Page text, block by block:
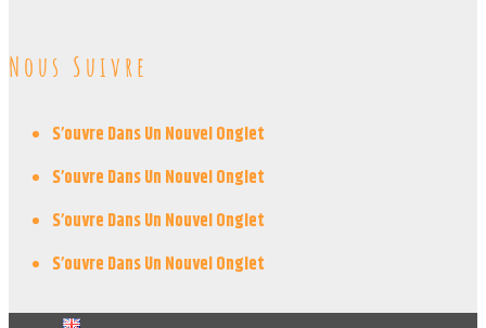
Nous Suivre
S’ouvre Dans Un Nouvel Onglet
S’ouvre Dans Un Nouvel Onglet
S’ouvre Dans Un Nouvel Onglet
S’ouvre Dans Un Nouvel Onglet